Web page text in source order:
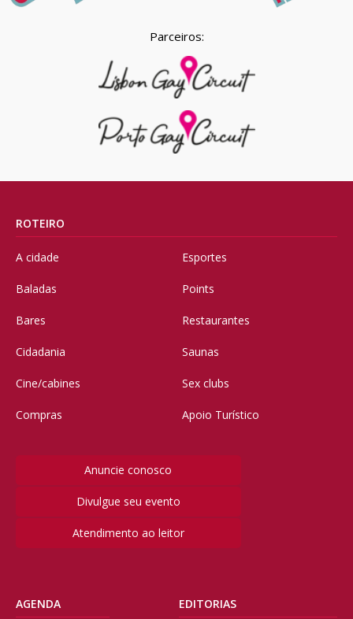
Parceiros:
ROTEIRO
A cidade
Baladas
Bares
Cidadania
Cine/cabines
Compras
Esportes
Points
Restaurantes
Saunas
Sex clubs
Apoio Turístico
Anuncie conosco
Divulgue seu evento
Atendimento ao leitor
AGENDA EDITORIAS